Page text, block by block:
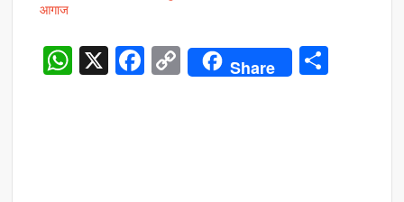
आगाज
W X
F
C
o
Share